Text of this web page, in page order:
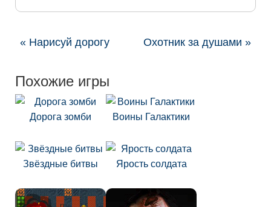
« Нарисуй дорогу Охотник за душами »
Похожие игры
Дорога зомби Воины Галактики
Звёздные битвы Ярость солдата